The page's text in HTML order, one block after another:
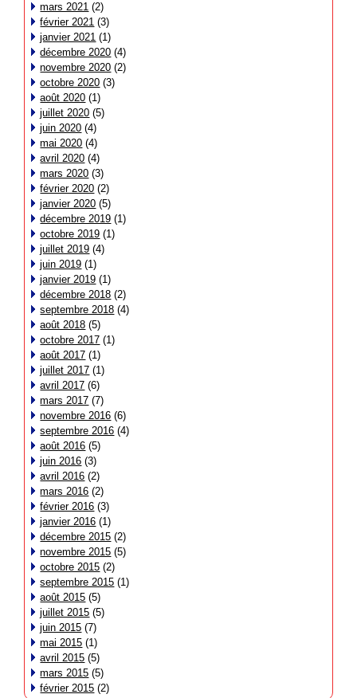
mars 2021 (2)
février 2021 (3)
janvier 2021 (1)
décembre 2020 (4)
novembre 2020 (2)
octobre 2020 (3)
août 2020 (1)
juillet 2020 (5)
juin 2020 (4)
mai 2020 (4)
avril 2020 (4)
mars 2020 (3)
février 2020 (2)
janvier 2020 (5)
décembre 2019 (1)
octobre 2019 (1)
juillet 2019 (4)
juin 2019 (1)
janvier 2019 (1)
décembre 2018 (2)
septembre 2018 (4)
août 2018 (5)
octobre 2017 (1)
août 2017 (1)
juillet 2017 (1)
avril 2017 (6)
mars 2017 (7)
novembre 2016 (6)
septembre 2016 (4)
août 2016 (5)
juin 2016 (3)
avril 2016 (2)
mars 2016 (2)
février 2016 (3)
janvier 2016 (1)
décembre 2015 (2)
novembre 2015 (5)
octobre 2015 (2)
septembre 2015 (1)
août 2015 (5)
juillet 2015 (5)
juin 2015 (7)
mai 2015 (1)
avril 2015 (5)
mars 2015 (5)
février 2015 (2)